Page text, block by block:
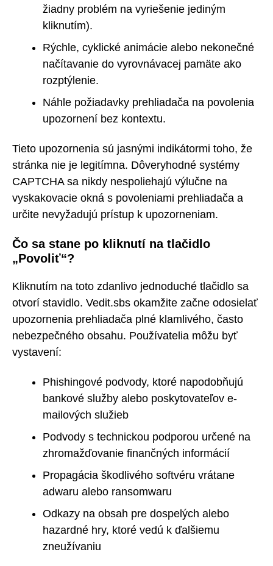
žiadny problém na vyriešenie jediným
kliknutím).
Rýchle, cyklické animácie alebo nekonečné
načítavanie do vyrovnávacej pamäte ako
rozptýlenie.
Náhle požiadavky prehliadača na povolenia
upozornení bez kontextu.
Tieto upozornenia sú jasnými indikátormi toho, že
stránka nie je legitímna. Dôveryhodné systémy
CAPTCHA sa nikdy nespoliehajú výlučne na
vyskakovacie okná s povoleniami prehliadača a
určite nevyžadujú prístup k upozorneniam.
Čo sa stane po kliknutí na tlačidlo
„Povoliť“?
Kliknutím na toto zdanlivo jednoduché tlačidlo sa
otvorí stavidlo. Vedit.sbs okamžite začne odosielať
upozornenia prehliadača plné klamlivého, často
nebezpečného obsahu. Používatelia môžu byť
vystavení:
Phishingové podvody, ktoré napodobňujú
bankové služby alebo poskytovateľov e-
mailových služieb
Podvody s technickou podporou určené na
zhromažďovanie finančných informácií
Propagácia škodlivého softvéru vrátane
adwaru alebo ransomwaru
Odkazy na obsah pre dospelých alebo
hazardné hry, ktoré vedú k ďalšiemu
zneužívaniu